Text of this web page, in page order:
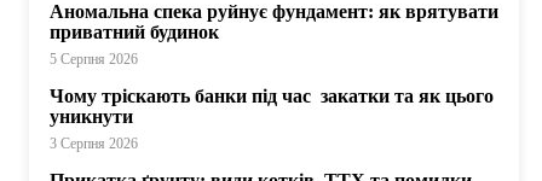
Аномальна спека руйнує фундамент: як врятувати
приватний будинок
5 Серпня 2026
Чому тріскають банки під час закатки та як цього
уникнути
3 Серпня 2026